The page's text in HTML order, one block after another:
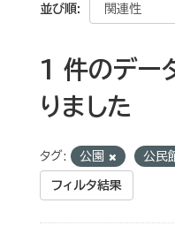
並び順
1 件のデー
りました
タグ: 公園 公民
フィルタ結果